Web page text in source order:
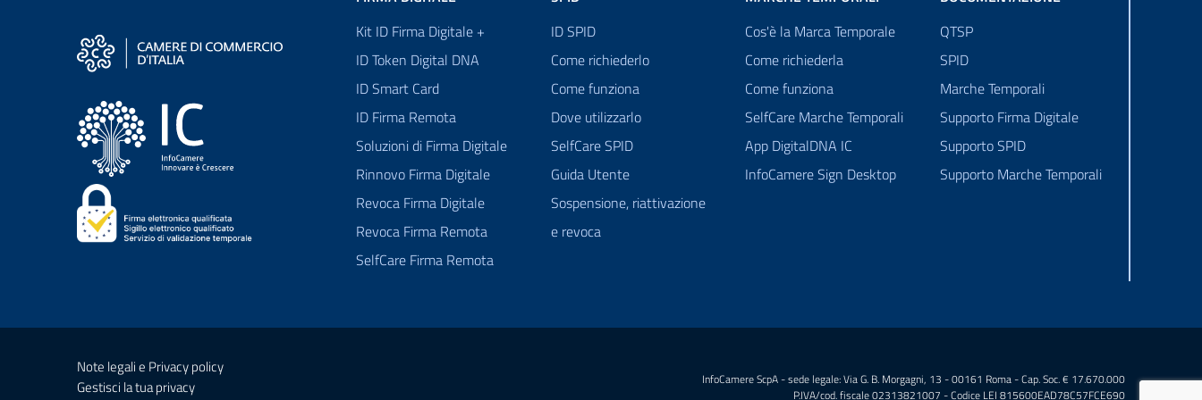
Kit ID Firma Digitale +
ID Token Digital DNA
ID Smart Card
ID Firma Remota
Soluzioni di Firma Digitale
Rinnovo Firma Digitale
Revoca Firma Digitale
Revoca Firma Remota
SelfCare Firma Remota
ID SPID
Come richiederlo
Come funziona
Dove utilizzarlo
SelfCare SPID
Guida Utente
Sospensione, riattivazione
e revoca
Cos'è la Marca Temporale
Come richiederla
Come funziona
SelfCare Marche Temporali
App DigitalDNA IC
InfoCamere Sign Desktop
QTSP
SPID
Marche Temporali
Supporto Firma Digitale
Supporto SPID
Supporto Marche Temporali
Note legali e Privacy policy
Gestisci la tua privacy
InfoCamere ScpA - sede legale: Via G. B. Morgagni, 13 - 00161 Roma - Cap. Soc. € 17.670.000
P.IVA/cod. fiscale 02313821007 - Codice LEI 815600EAD78C57FCE690